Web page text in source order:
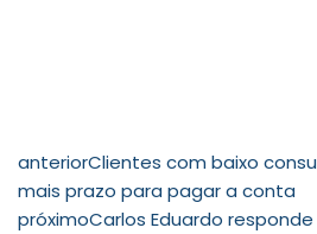
anteriorClientes com baixo
mais prazo para pagar a conta
próximoCarlos Eduardo